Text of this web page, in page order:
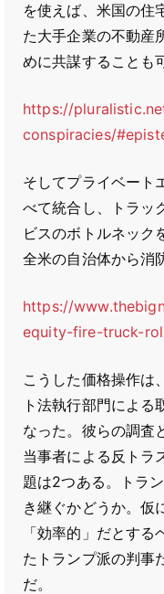
を使えば、米国の住
た大手企業の不動産
めに共謀することも
https://
conspiracies/
そしてプライベート
べて統合し、トラッ
ビスのボトルネック
全米の自治体から消
https://
equity-fire-truck-
こうした価格操作は
ト法執行部門による
なった。彼らの調査
当事者による反トラ
題は2つある。トラ
き継ぐかどうか。仮
「効率的」だとす
たトランプ派の判事
だ。